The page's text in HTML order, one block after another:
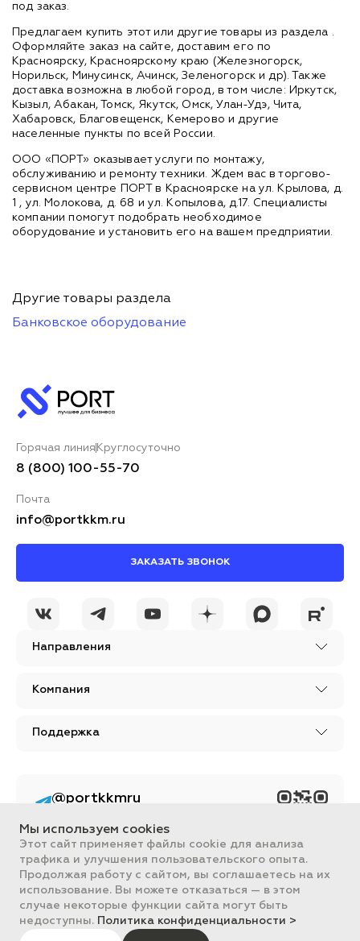
под заказ.
Предлагаем купить этот или другие товары из раздела .
Оформляйте заказ на сайте, доставим его по
Красноярску, Красноярскому краю (Железногорск,
Норильск, Минусинск, Ачинск, Зеленогорск и др). Также
доставка возможна в любой город, в том числе: Иркутск,
Кызыл, Абакан, Томск, Якутск, Омск, Улан-Удэ, Чита,
Хабаровск, Благовещенск, Кемерово и другие
населенные пункты по всей России.
ООО «ПОРТ» оказывает услуги по монтажу,
обслуживанию и ремонту техники. Ждем вас в торгово-
сервисном центре ПОРТ в Красноярске на ул. Крылова, д.
1 , ул. Молокова, д. 68 и ул. Копылова, д.17. Специалисты
компании помогут подобрать необходимое
оборудование и установить его на вашем предприятии.
Другие товары раздела
Банковское оборудование
Направления
Компания
Поддержка
Горячая линия Круглосуточно
8 (800) 100-55-70
Почта
info@portkkm.ru
ЗАКАЗАТЬ ЗВОНОК
Вся информация, размещенная на сайте, носит ознакомительный
характер и не является публичной офертой, определяемой
положениями Статьи 437 ГК РФ.
Все цены на сайте указаны с НДС. ООО "ПОРТ" ИНН 2461018892,
ОГРН 1022401953496
ПОРТ 2011-2026
@portkkmru
контент PORT - бизнес
портал
Мы используем cookies
Этот сайт применяет файлы cookie для анализа
трафика и улучшения пользовательского опыта.
Продолжая работу с сайтом, вы соглашаетесь на их
использование. Вы можете отказаться — в этом
случае некоторые функции сайта могут быть
недоступны. Политика конфиденциальности >